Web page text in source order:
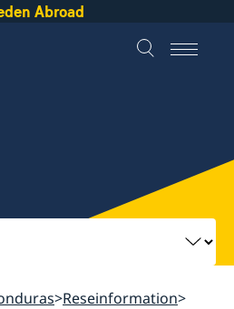
Abroad
Reseinformation